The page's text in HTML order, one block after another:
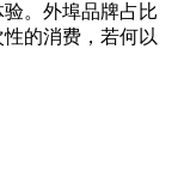
。外埠品牌占比
的消费，若何以